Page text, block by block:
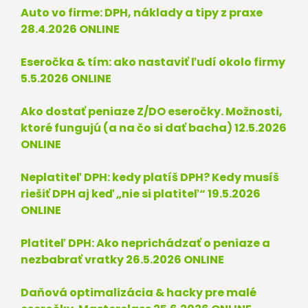
Auto vo firme: DPH, náklady a tipy z praxe
28.4.2026 ONLINE
Eseročka & tím:ako nastaviť ľudí okolo firmy
5.5.2026 ONLINE
Ako dostať peniaze Z/DO eseročky. Možnosti,
ktoré fungujú (a na čo si dať bacha) 12.5.2026
ONLINE
Neplatiteľ DPH: kedy platíš DPH? Kedy musíš
riešiť DPH aj keď „nie si platiteľ“ 19.5.2026
ONLINE
Platiteľ DPH: Ako neprichádzať o peniaze a
nezbabrať vratky 26.5.2026 ONLINE
Daňová optimalizácia & hacky pre malé